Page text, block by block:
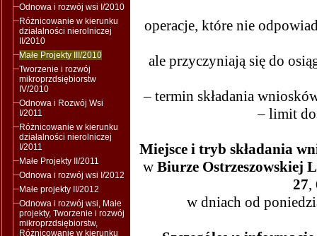
Odnowa i rozwój wsi I/2010
Różnicowanie w kierunku
działalności nierolniczej
II/2010
Małe Projekty III/2010
Tworzenie i rozwój
mikroprzdsiębiorstw
IV/2010
Odnowa i Rozwój Wsi
I/2011
Różnicowanie w kierunku
działalności nierolniczej
I/2011
Małe Projekty II/2011
Odnowa i rozwój wsi I/2012
Małe projekty II/2012
Odnowa i rozwój wsi, Małe
projekty, Tworzenie i rozwój
mikroprzdsiębiorstw,
Różnicowanie w kierunku
operacje, które nie
ale przyczyniają się do
– termin składania
– limit
Miejsce i tryb składania
w Biurze Ostrzeszowskiej
27,
w dniach od